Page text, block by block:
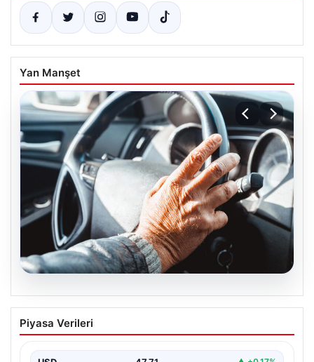
Yan Manşet
Emekliye ÖTV’siz araç verilecek mi,
yasa çıkacak mı? Milyonlarca emekli
Piyasa Verileri